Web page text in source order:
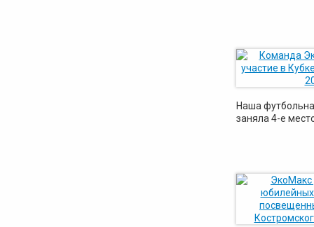
Наша
заняла 4-е